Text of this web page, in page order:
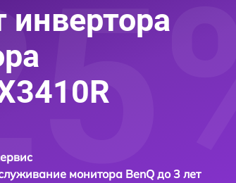
инвертора
монитора BenQ до 3 лет